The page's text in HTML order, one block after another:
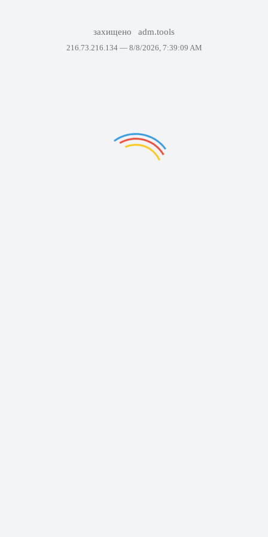
захищено adm.tools
216.73.216.134 — 8/8/2026, 7:39:09 AM